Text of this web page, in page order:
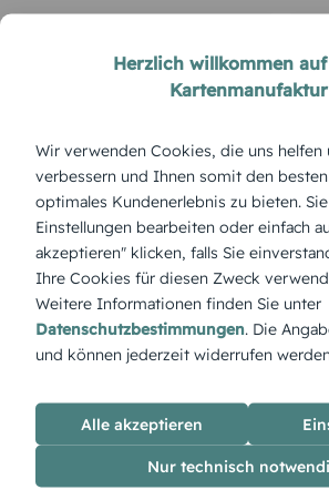
Menükarte zur Hochzeit
Fliegen
Produktbeschreibung
Die Menükarte zeigt ein stilvolles
ein verspielter Blickfang für romantische
gewisse Etwas suchen. Persönlich
Herzlich willkommen
Kartenmanufaktur
Wir verwenden Cookies, die uns helfen
verbessern und Ihnen somit den
optimales Kundenerlebnis zu bieten.
Einstellungen bearbeiten oder einfach
akzeptieren" klicken, falls Sie
Ihre Cookies für diesen Zweck
Weitere Informationen finden Sie unter
Datenschutzbestimmungen. Die
und können jederzeit widerrufen
Alle akzeptieren
Nur technisch